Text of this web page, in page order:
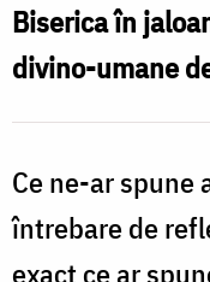
/
Foto:
Bogdan
Biserica în
divino-umane
Ce ne-ar spune
întrebare de
exact ce ar